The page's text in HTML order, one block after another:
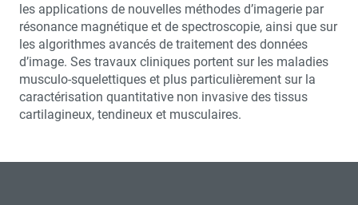
les applications de nouvelles méthodes d’imagerie par
résonance magnétique et de spectroscopie, ainsi que sur
les algorithmes avancés de traitement des données
d’image. Ses travaux cliniques portent sur les maladies
musculo-squelettiques et plus particulièrement sur la
caractérisation quantitative non invasive des tissus
cartilagineux, tendineux et musculaires.